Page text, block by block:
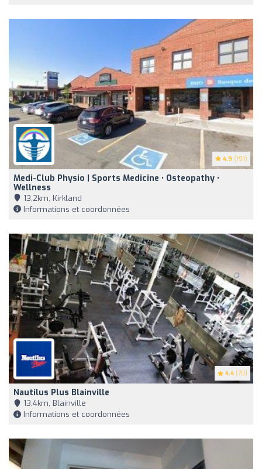
4.9 (191)
Medi-Club Physio | Sports Medicine • Osteopathy •
Wellness
13,2km, Kirkland
Informations et coordonnées
4.4 (70)
Nautilus Plus Blainville
13,4km, Blainville
Informations et coordonnées